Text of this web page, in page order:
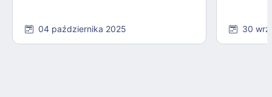
04 października 2025 30